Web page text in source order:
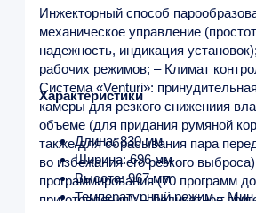
Инжекторный способ
механическое управление
надежность, индикация
рабочих режимов; – Климат
Система «Venturi»:
камеры для резкого снижениия
объеме (для придания румяной
также для сбрасывания пара
во избежания его резкого
программирования (70 программ
приготовления); – Деликатное
Характеристики
Длина: 830 мм
Ширина: 696 мм
Высота: 967 мм
Температурный режим –